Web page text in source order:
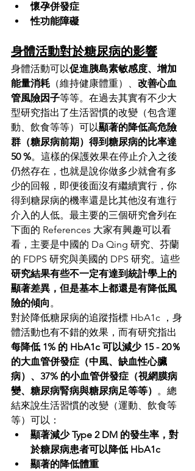
懷孕併發症
性功能障礙
身體活動對於糖尿病的影響
身體活動可以促進胰島素敏感度、增加
能量消耗 （維持健康體重）、 改善心血
管風險因子等等。在過去其實有不少大
型研究指出了生活習慣的改變（包含運
動、飲食等等）可以顯著的降低高危險
群（糖尿病前期）得到糖尿病的比率達
50 %。這樣的保護效果在停止介入之後
仍然存在，也就是說你做多少就會有多
少的回報，即便後面沒有繼續實行，你
得到糖尿病的機率還是比其他沒有進行
介入的人低。最主要的三個研究會列在
下面的 References 大家有興趣可以看
看，主要是中國的 Da Qing 研究、芬蘭
的 FDPS 研究與美國的 DPS 研究。這些
研究結果有些不一定有達到統計學上的
顯著差異，但是基本上都還是有降低風
險的傾向。
對於降低糖尿病的追蹤指標 HbA1c ，身
體活動也有不錯的效果，而有研究指出
每降低 1% 的 HbA1c 可以減少 15 - 20％
的大血管併發症（中風、缺血性心臟
病）、37% 的小血管併發症（視網膜病
變、糖尿病腎病與糖尿病足等等） 。總
結來說生活習慣的改變（運動、飲食等
等）可以：
顯著減少 Type 2 DM 的發生率，對
於糖尿病患者可以降低 HbA1c
顯著的降低體重